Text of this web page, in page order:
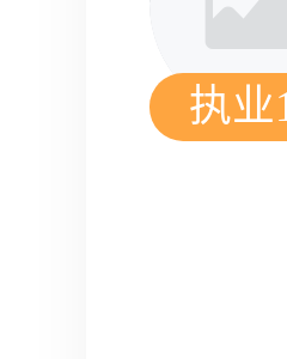
执业